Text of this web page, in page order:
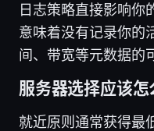
日志策略直接影响你
意味着没有记录你的
间、带宽等元数据的
服务器选择应该怎
就近原则通常获得最